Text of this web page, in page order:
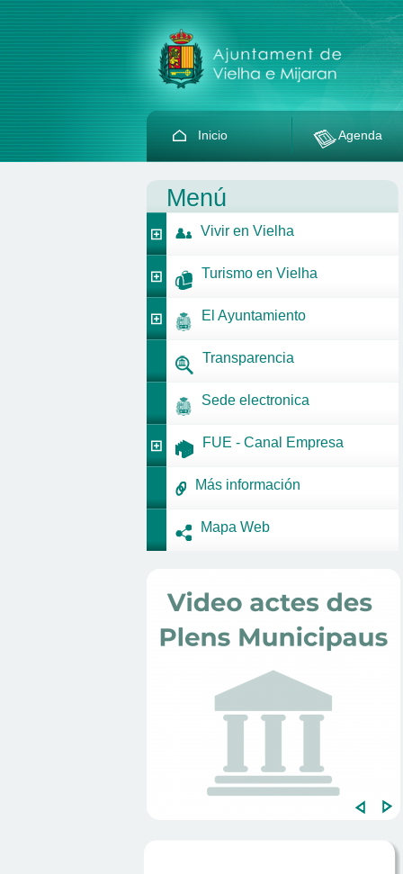
Inicio Agenda
Menú
Vivir en Vielha
Turismo en Vielha
El Ayuntamiento
Transparencia
Sede electronica
FUE - Canal Empresa
Más información
Mapa Web